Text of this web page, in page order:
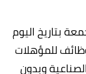
بتاريخ اليوم
للمؤهلات
وبدون